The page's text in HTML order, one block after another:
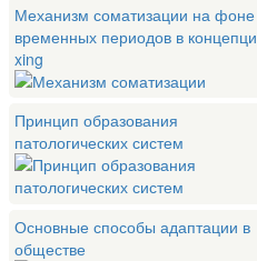
Механизм соматизации на фоне
временных периодов в
xing
Принцип образования
патологических систем
Основные способы адаптации в
обществе